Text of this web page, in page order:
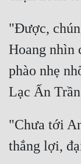
"Được,
Hoang nhìn
phào nhẹ
"Chưa tới